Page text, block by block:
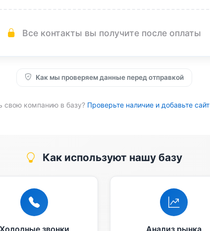
Все контакты вы получите после оплаты
Как мы проверяем данные перед отправкой
свою компанию в базу? Проверьте наличие и добавьте сайт
Как используют нашу базу
Холодные звонки Анализ рынка